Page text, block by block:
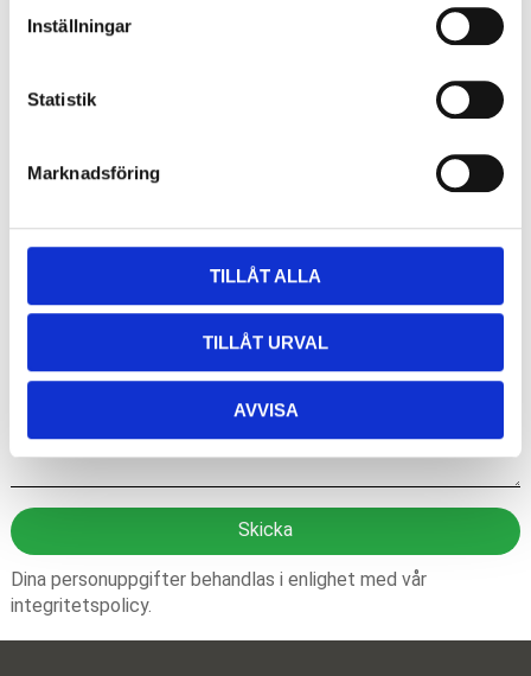
Inställningar
Statistik
Marknadsföring
TILLÅT ALLA
TILLÅT URVAL
AVVISA
Skicka
Dina personuppgifter behandlas i enlighet med vår
integritetspolicy.